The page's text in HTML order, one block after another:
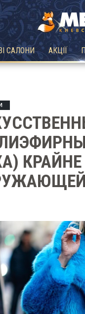
САЛОНИ АКЦІЇ